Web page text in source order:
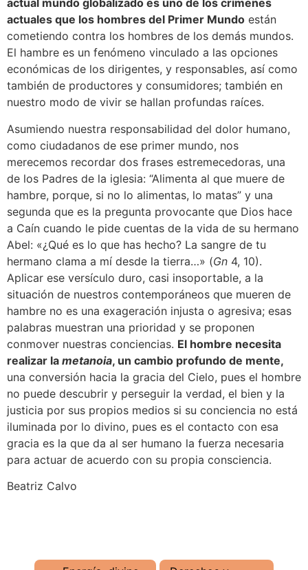
actual mundo globalizado es uno de los crímenes
actuales que los hombres del Primer Mundo están
cometiendo contra los hombres de los demás mundos.
El hambre es un fenómeno vinculado a las opciones
económicas de los dirigentes, y responsables, así como
también de productores y consumidores; también en
nuestro modo de vivir se hallan profundas raíces.
Asumiendo nuestra responsabilidad del dolor humano,
como ciudadanos de ese primer mundo, nos
merecemos recordar dos frases estremecedoras, una
de los Padres de la iglesia: “Alimenta al que muere de
hambre, porque, si no lo alimentas, lo matas” y una
segunda que es la pregunta provocante que Dios hace
a Caín cuando le pide cuentas de la vida de su hermano
Abel: «¿Qué es lo que has hecho? La sangre de tu
hermano clama a mí desde la tierra…» (Gn 4, 10).
Aplicar ese versículo duro, casi insoportable, a la
situación de nuestros contemporáneos que mueren de
hambre no es una exageración injusta o agresiva; esas
palabras muestran una prioridad y se proponen
conmover nuestras conciencias. El hombre necesita
realizar la metanoia, un cambio profundo de mente,
una conversión hacia la gracia del Cielo, pues el hombre
no puede descubrir y perseguir la verdad, el bien y la
justicia por sus propios medios si su conciencia no está
iluminada por lo divino, pues es el contacto con esa
gracia es la que da al ser humano la fuerza necesaria
para actuar de acuerdo con su propia consciencia.
Beatriz Calvo